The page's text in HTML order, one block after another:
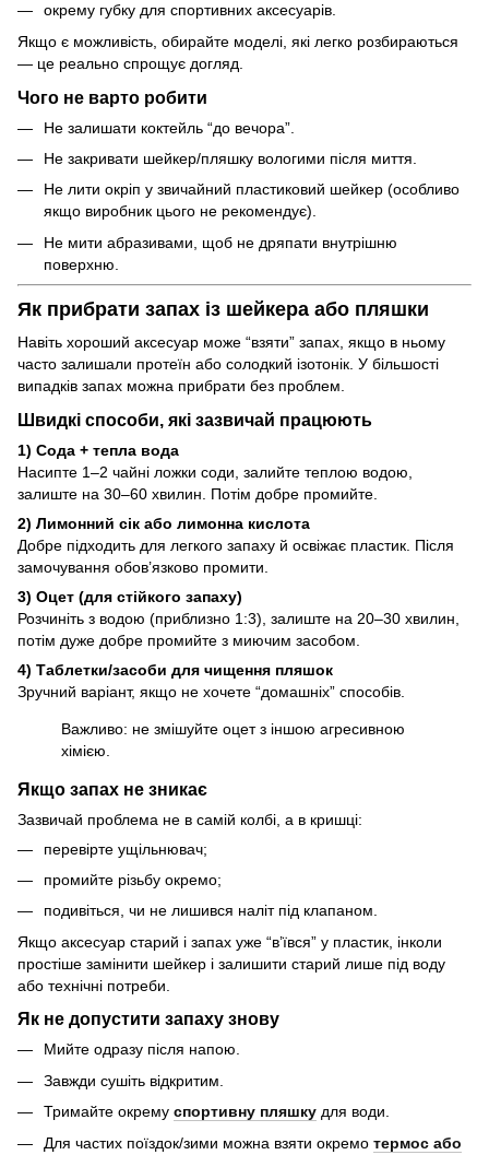
окрему губку для спортивних аксесуарів.
Якщо є можливість, обирайте моделі, які легко розбираються
— це реально спрощує догляд.
Чого не варто робити
Не залишати коктейль “до вечора”.
Не закривати шейкер/пляшку вологими після миття.
Не лити окріп у звичайний пластиковий шейкер (особливо
якщо виробник цього не рекомендує).
Не мити абразивами, щоб не дряпати внутрішню
поверхню.
Як прибрати запах із шейкера або пляшки
Навіть хороший аксесуар може “взяти” запах, якщо в ньому
часто залишали протеїн або солодкий ізотонік. У більшості
випадків запах можна прибрати без проблем.
Швидкі способи, які зазвичай працюють
1) Сода + тепла вода
Насипте 1–2 чайні ложки соди, залийте теплою водою,
залиште на 30–60 хвилин. Потім добре промийте.
2) Лимонний сік або лимонна кислота
Добре підходить для легкого запаху й освіжає пластик. Після
замочування обов’язково промити.
3) Оцет (для стійкого запаху)
Розчиніть з водою (приблизно 1:3), залиште на 20–30 хвилин,
потім дуже добре промийте з миючим засобом.
4) Таблетки/засоби для чищення пляшок
Зручний варіант, якщо не хочете “домашніх” способів.
Важливо: не змішуйте оцет з іншою агресивною
хімією.
Якщо запах не зникає
Зазвичай проблема не в самій колбі, а в кришці:
перевірте ущільнювач;
промийте різьбу окремо;
подивіться, чи не лишився наліт під клапаном.
Якщо аксесуар старий і запах уже “в’ївся” у пластик, інколи
простіше замінити шейкер і залишити старий лише під воду
або технічні потреби.
Як не допустити запаху знову
Мийте одразу після напою.
Завжди сушіть відкритим.
Тримайте окрему спортивну пляшку для води.
Для частих поїздок/зими можна взяти окремо термос або